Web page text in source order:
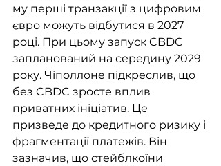
му перші транзакції з цифровим
євро можуть відбутися в 2027
році. При цьому запуск CBDC
запланований на середину 2029
року. Чіполлоне підкреслив, що
без CBDC зросте вплив
приватних ініціатив. Це
призведе до кредитного ризику і
фрагментації платежів. Він
зазначив, що стейблкоїни